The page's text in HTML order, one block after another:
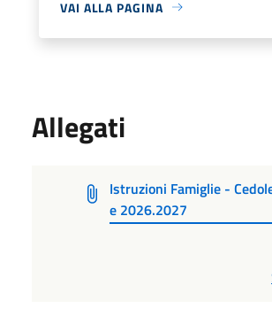
VAI ALLA PAGINA
Allegati
Istruzioni Famiglie -
e 2026.2027